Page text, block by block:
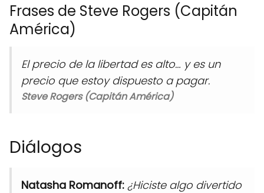
Frases de Steve Rogers (Capitán
América)
El precio de la libertad es alto… y es un
precio que estoy dispuesto a pagar.
Steve Rogers (Capitán América)
Diálogos
Natasha Romanoff: ¿Hiciste algo divertido